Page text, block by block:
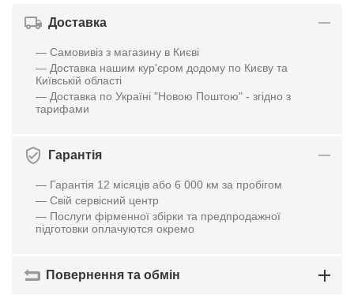
Доставка
— Самовивіз з магазину в Києві
— Доставка нашим кур'єром додому по Києву та
Київській області
— Доставка по Україні "Новою Поштою" - згідно з
тарифами
Гарантія
— Гарантія 12 місяців або 6 000 км за пробігом
— Свій сервісний центр
— Послуги фірменної збірки та предпродажної
підготовки оплачуются окремо
Повернення та обмін